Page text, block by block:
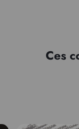
Ces